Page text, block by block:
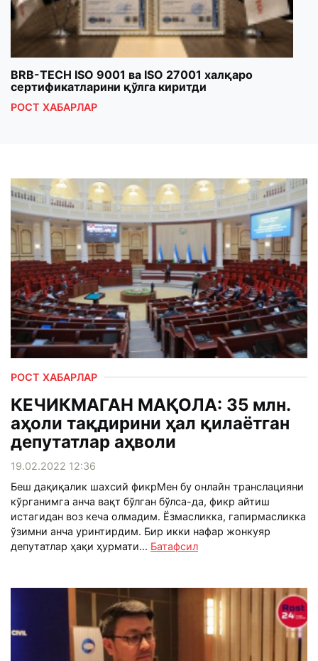
BRB-TECH ISO 9001 ва ISO 27001 халқаро
сертификатларини қўлга киритди
РОСТ ХАБАРЛАР
РОСТ ХАБАРЛАР
КЕЧИКМАГАН МАҚОЛА: 35 млн.
аҳоли тақдирини ҳал қилаётган
депутатлар аҳволи
19.02.2022 12:36
Беш дақиқалик шахсий фикр Мен бу онлайн транслацияни
кўрганимга анча вақт бўлган бўлса-да, фикр айтиш
истагидан воз кеча олмадим. Ёзмасликка, гапирмасликка
ўзимни анча уринтирдим. Бир икки нафар жонкуяр
депутатлар ҳақи ҳурмати... Батафсил